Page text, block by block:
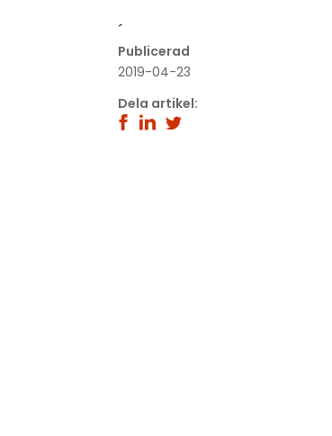
´
Publicerad
2019-04-23
Dela artikel: